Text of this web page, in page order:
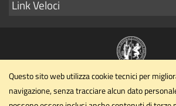
link
Mostra
Link Veloci
Dipartimento di Matematica
Università degli Studi di
Questo sito web utilizza cookie tecnici per
navigazione, senza tracciare alcun dato